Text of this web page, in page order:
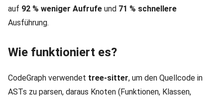
auf 92 % weniger Aufrufe und 71 % schnellere
Ausführung.
Wie funktioniert es?
CodeGraph verwendet tree-sitter, um den Quellcode in
ASTs zu parsen, daraus Knoten (Funktionen, Klassen,